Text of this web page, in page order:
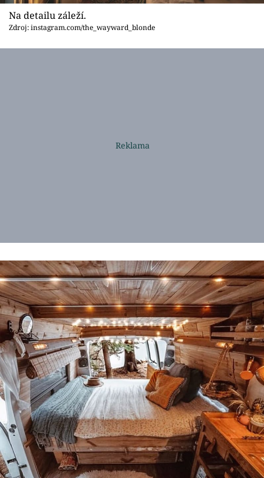
Na detailu záleží.
Zdroj: instagram.com/the_wayward_blonde